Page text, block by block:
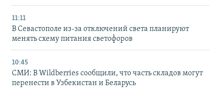
11:11
В Севастополе из-за отключений света планируют
менять схему питания светофоров
10:45
СМИ: В Wildberries сообщили, что часть складов могут
перенести в Узбекистан и Беларусь